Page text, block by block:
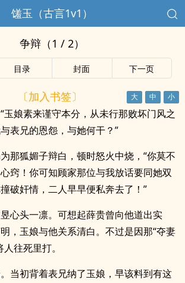
馐玉（古言1v1）
争辩（1 / 2）
目录 封面 下一页
〔加入书签〕
玉娘素来谨守本分，从未行那败坏门风之
表兄的恩怨，与她何干？”
那狐媚子辩白，顿时怒火中烧，“你莫不
窍！你可知顾家那位与我放话要同她双
破奸情，二人早早便私奔去了！”
心头一凛。可想起薛贵曾向他道出实
，玉娘与他关系清白。不过是因那“夺妻
往死里打。
当初背着表兄纳了玉娘，早该料到有这